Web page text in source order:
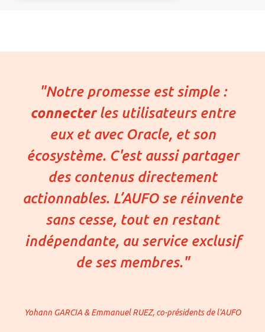
"Notre promesse est simple :
connecterles utilisateurs entre
eux et avec Oracle, et son
écosystème. C'est aussi partager
des contenus directement
actionnables. L’AUFO se réinvente
sans cesse, tout en restant
indépendante, au service exclusif
de ses membres."
Yohann GARCIA & Emmanuel RUEZ, co-présidents de l'AUFO